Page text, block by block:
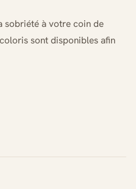
sobriété à votre coin de
sont disponibles afin